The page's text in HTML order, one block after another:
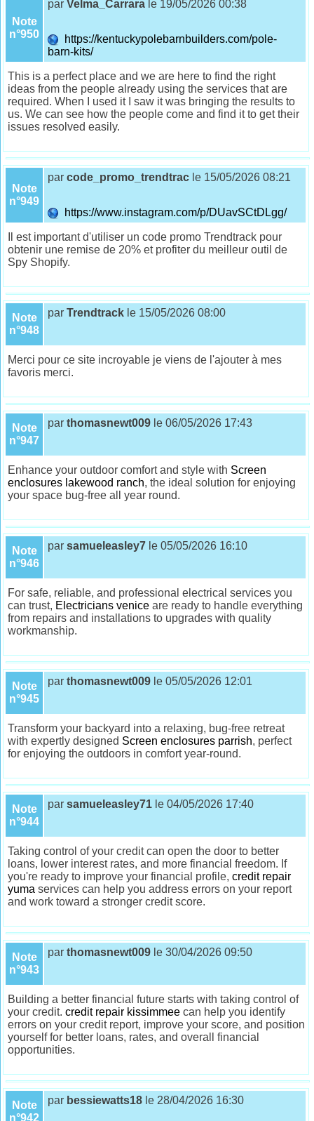
Note
n°950
parVelma_Carrara le 19/05/2026 00:38
https://kentuckypolebarnbuilders.com/pole-
barn-kits/
This is a perfect place and we are here to find the right
ideas from the people already using the services that are
required. When I used it I saw it was bringing the results to
us. We can see how the people come and find it to get their
issues resolved easily.
Note
n°949
parcode_promo_trendtrac le 15/05/2026 08:21
https://www.instagram.com/p/DUavSCtDLgg/
Il est important d'utiliser un code promo Trendtrack pour
obtenir une remise de 20% et profiter du meilleur outil de
Spy Shopify.
Note
n°948
parTrendtrack le 15/05/2026 08:00
Merci pour ce site incroyable je viens de l'ajouter à mes
favoris merci.
Note
n°947
parthomasnewt009 le 06/05/2026 17:43
Enhance your outdoor comfort and style with Screen
enclosures lakewood ranch, the ideal solution for enjoying
your space bug-free all year round.
Note
n°946
parsamueleasley7 le 05/05/2026 16:10
For safe, reliable, and professional electrical services you
can trust, Electricians venice are ready to handle everything
from repairs and installations to upgrades with quality
workmanship.
Note
n°945
parthomasnewt009 le 05/05/2026 12:01
Transform your backyard into a relaxing, bug-free retreat
with expertly designed Screen enclosures parrish, perfect
for enjoying the outdoors in comfort year-round.
Note
n°944
parsamueleasley71 le 04/05/2026 17:40
Taking control of your credit can open the door to better
loans, lower interest rates, and more financial freedom. If
you're ready to improve your financial profile,credit repair
yuma services can help you address errors on your report
and work toward a stronger credit score.
Note
n°943
parthomasnewt009 le 30/04/2026 09:50
Building a better financial future starts with taking control of
your credit.credit repair kissimmee can help you identify
errors on your credit report, improve your score, and position
yourself for better loans, rates, and overall financial
opportunities.
Note
n°942
par bessiewatts18 le 28/04/2026 16:30